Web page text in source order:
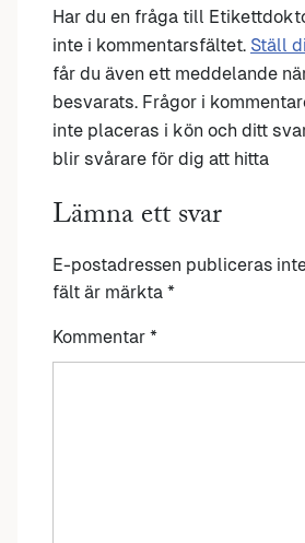
Har du en fråga till
inte i kommentarsfältet. Ställ
får du även ett meddelande
besvarats. Frågor i
inte placeras i kön och ditt
blir svårare för dig att hitta
Lämna ett svar
E-postadressen publiceras
fält är märkta *
Kommentar *